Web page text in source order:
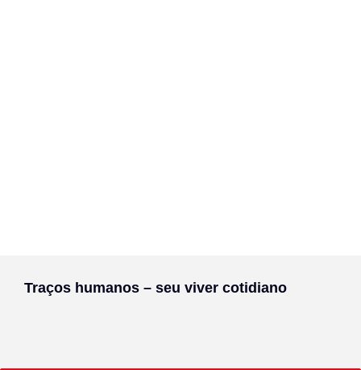
Traços humanos – seu viver cotidiano